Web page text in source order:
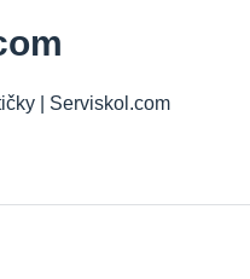
| Serviskol.com